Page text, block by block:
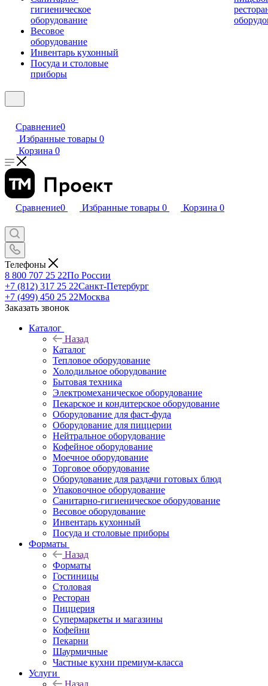
гигиеническое
оборудование
Весовое
оборудование
Инвентарь кухонный
Посуда и столовые
приборы
Сравнение0
Избранные товары 0
Корзина 0
Сравнение0 Избранные товары 0 Корзина 0
Телефоны
8 800 707 25 22По России
+7 (812) 317 25 22Санкт-Петербург
+7 (499) 450 25 22Москва
Заказать звонок
Каталог
Назад
Каталог
Тепловое оборудование
Холодильное оборудование
Бытовая техника
Электромеханическое оборудование
Пекарское и кондитерское оборудование
Оборудование для фаст-фуда
Оборудование для пиццерии
Нейтральное оборудование
Кофейное оборудование
Моечное оборудование
Торговое оборудование
Оборудование для раздачи готовых блюд
Упаковочное оборудование
Санитарно-гигиеническое оборудование
Весовое оборудование
Инвентарь кухонный
Посуда и столовые приборы
Форматы
Назад
Форматы
Гостиницы
Столовая
Ресторан
Пиццерия
Супермаркеты и магазины
Кофейни
Пекарни
Шаурмичные
Частные кухни премиум-класса
Услуги
Назад